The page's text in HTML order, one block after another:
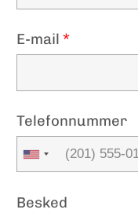
E-mail*
Telefonnummer
Besked